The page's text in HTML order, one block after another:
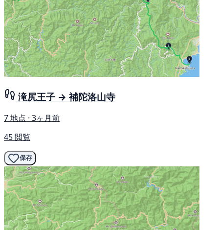
滝尻王子 → 補陀洛山寺
7 地点 · 3ヶ月前
45 閲覧
保存